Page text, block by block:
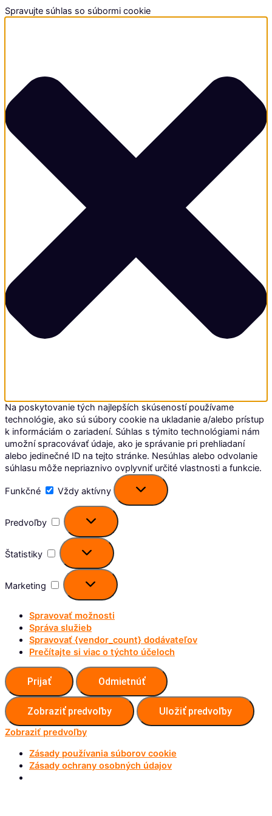
Spravujte súhlas so súbormi cookie
Na poskytovanie tých najlepších skúseností používame
technológie, ako sú súbory cookie na ukladanie a/alebo prístup
k informáciám o zariadení. Súhlas s týmito technológiami nám
umožní spracovávať údaje, ako je správanie pri prehliadaní
alebo jedinečné ID na tejto stránke. Nesúhlas alebo odvolanie
súhlasu môže nepriaznivo ovplyvniť určité vlastnosti a funkcie.
Funkčné
Vždy aktívny
Predvoľby
Predvoľby
Štatistiky
Štatistiky
Marketing
Marketing
Spravovať možnosti
Správa služieb
Spravovať {vendor_count} dodávateľov
Prečítajte si viac o týchto účeloch
Prijať Odmietnúť
Zobraziť predvoľby Uložiť predvoľby
Zobraziť predvoľby
Zásady používania súborov cookie
Zásady ochrany osobných údajov